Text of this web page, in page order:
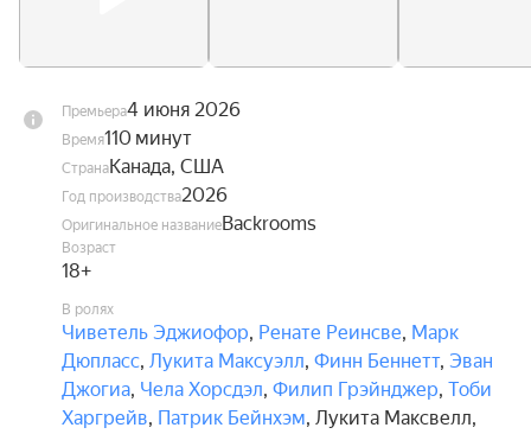
Премьера4 июня 2026
Время110 минут
СтранаКанада, США
Год производства2026
Оригинальное названиеBackrooms
Возраст
18+
В ролях
Чиветель Эджиофор, Ренате Реинсве, Марк
Дюпласс, Лукита Максуэлл, Финн Беннетт, Эван
Джогиа, Чела Хорсдэл, Филип Грэйнджер, Тоби
Харгрейв, Патрик Бейнхэм, Лукита Максвелл,